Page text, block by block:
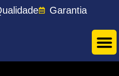
Garantia